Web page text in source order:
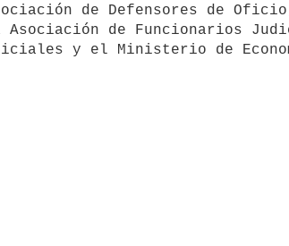
de Defensores de
Asociación de Funcionarios
y el Ministerio de